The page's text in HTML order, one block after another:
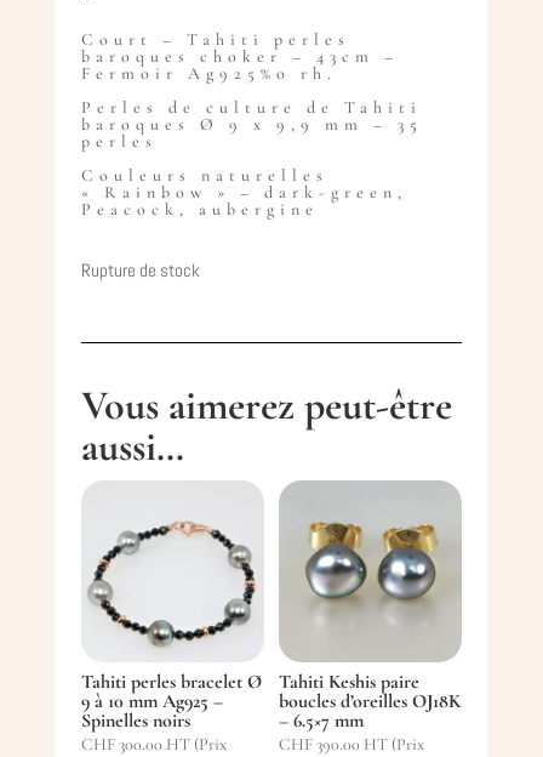
Court – Tahiti perles
baroques choker – 43cm –
Fermoir Ag925%o rh.
Perles de culture de Tahiti
baroques Ø 9 x 9,9 mm – 35
perles
Couleurs naturelles
« Rainbow » – dark-green,
Peacock, aubergine
Rupture de stock
Vous aimerez peut-être
aussi…
Tahiti perles bracelet Ø
9 à 10 mm Ag925 –
Spinelles noirs
CHF300.00 HT (Prix
Tahiti Keshis paire
boucles d’oreilles OJ18K
– 6.5×7 mm
CHF390.00 HT (Prix